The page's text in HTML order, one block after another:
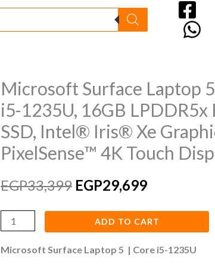
Microsoft Surface Laptop
i5-1235U, 16GB LPDDR5x
SSD, Intel® Iris® Xe
PixelSense™ 4K Touch
EGP33,399
Original
price
was:
EGP29,699
Current
price
is:
EGP29,699.
Microsoft Surface Laptop 5 | Core i5-1235U
Microsoft
Surface
Laptop
5
Intel®
i5-
16GB
ADD TO CART